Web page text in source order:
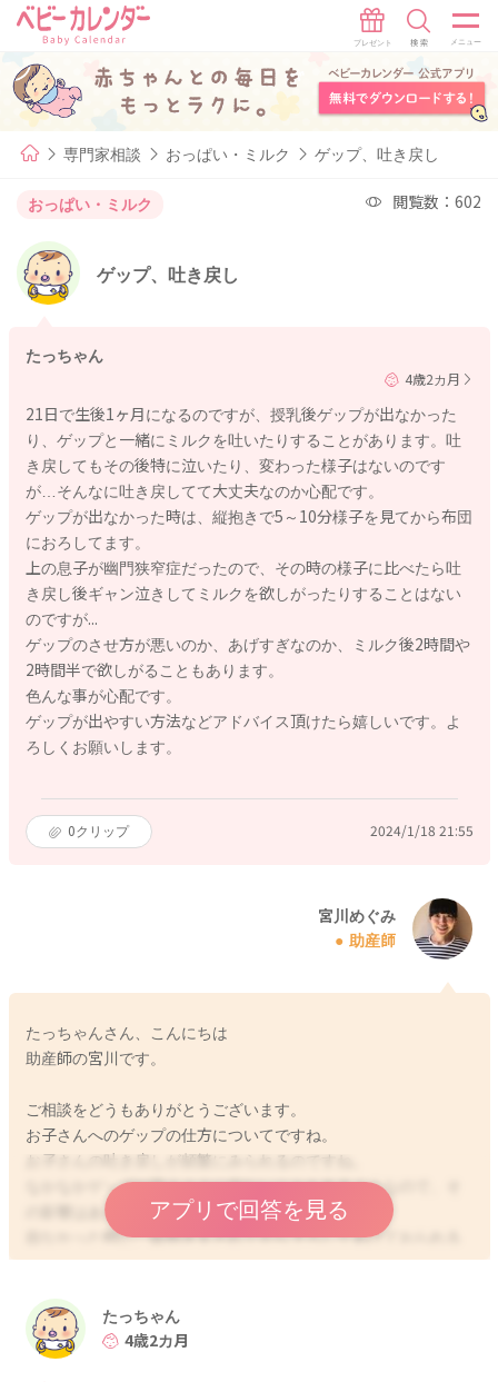
専門家相談 おっぱい・ミルク ゲップ、吐き戻し
おっぱい・ミルク 閲覧数：602
ゲップ、吐き戻し
たっちゃん
4歳2カ月
21日で生後1ヶ月になるのですが、授乳後ゲップが出なかった
り、ゲップと一緒にミルクを吐いたりすることがあります。吐
き戻してもその後特に泣いたり、変わった様子はないのです
が…そんなに吐き戻してて大丈夫なのか心配です。
ゲップが出なかった時は、縦抱きで5～10分様子を見てから布団
におろしてます。
上の息子が幽門狭窄症だったので、その時の様子に比べたら吐
き戻し後ギャン泣きしてミルクを欲しがったりすることはない
のですが...
ゲップのさせ方が悪いのか、あげすぎなのか、ミルク後2時間や
2時間半で欲しがることもあります。
色んな事が心配です。
ゲップが出やすい方法などアドバイス頂けたら嬉しいです。よ
ろしくお願いします。
0クリップ 2024/1/18 21:55
宮川めぐみ
助産師
たっちゃんさん、こんにちは
助産師の宮川です。
ご相談をどうもありがとうございます。
お子さんへのゲップの仕方についてですね。
お子さんの吐き戻しが頻繁にみられるのですね。
なかなかゲップが思うように出ないこともあるようなので、そ
の影響はありそうに思いました。
出なかった時に、縦抱きをされてから下ろしてあげておられる
のは、とてもいいと思いますよ。
ゲップの出し方について、次の動画をよかったら参考になさっ
てみていただけたらと思います。
アプリで回答を見る
たっちゃん
4歳2カ月